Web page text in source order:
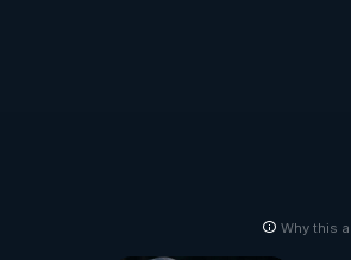
Why this